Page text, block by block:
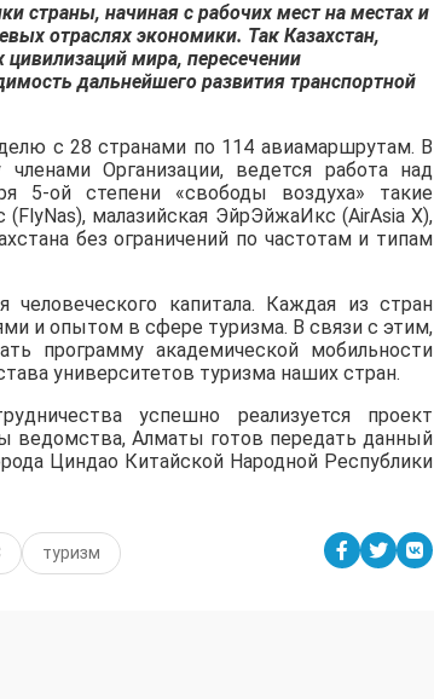
страны, начиная с рабочих мест на местах и
отраслях экономики. Так Казахстан,
цивилизаций мира, пересечении
дальнейшего развития транспортной
с 28 странами по 114 авиамаршрутам. В
Организации, ведется работа над
5-ой степени «свободы воздуха» такие
малазийская ЭйрЭйжаИкс (AirAsia X),
без ограничений по частотам и типам
капитала. Каждая из стран
и опытом в сфере туризма. В связи с этим,
программу академической мобильности
университетов туризма наших стран.
успешно реализуется проект
ведомства, Алматы готов передать данный
Циндао Китайской Народной Республики
туризм